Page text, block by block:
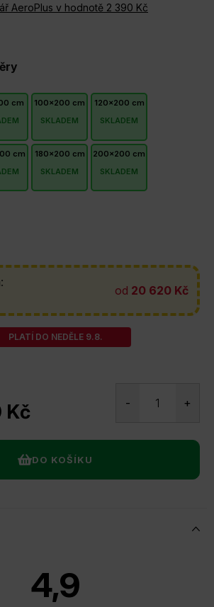
AeroPlus v hodnotě 2 390 Kč
cm
100x200 cm
SKLADEM
120x200 cm
SKLADEM
cm
180x200 cm
SKLADEM
200x200 cm
SKLADEM
od 20 620 Kč
PLATÍ DO NEDĚLE 9.8.
Kč
DO KOŠÍKU
4,9